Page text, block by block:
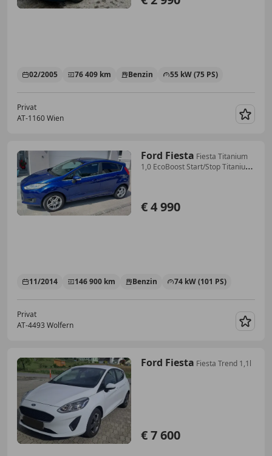
02/2005 76 409 km Benzin 55 kW (75 PS)
Privat
AT-1160 Wien
Ford Fiesta Fiesta Titanium
1,0 EcoBoost Start/Stop Titanium
€ 4 990
11/2014 146 900 km Benzin 74 kW (101 PS)
Privat
AT-4493 Wolfern
Ford Fiesta Fiesta Trend 1,1l
€ 7 600